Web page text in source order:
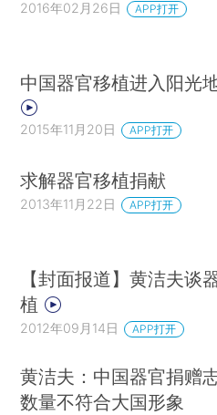
2016年02月26日 APP打开
中国器官移植进入阳光
2015年11月20日 APP打开
求解器官移植捐献
2013年11月22日 APP打开
【封面报道】黄洁夫谈
植
2012年09月14日 APP打开
黄洁夫：中国器官捐赠
数量不符合大国形象